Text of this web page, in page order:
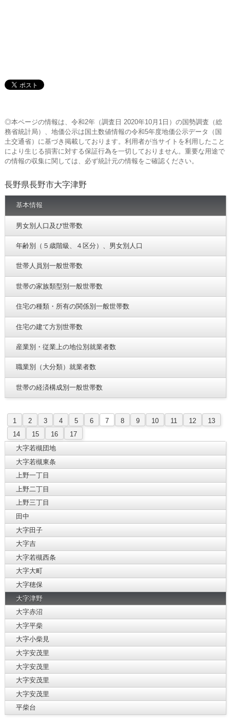
◎本ページの情報は、令和2年（調査日 2020年10月1日）の国勢調査（総
務省統計局）、地価公示は国土数値情報の令和5年度地価公示データ（国
土交通省）に基づき掲載しております。利用者が当サイトを利用したこと
により生じる損害に対する保証行為を一切しておりません。重要な用途で
の情報の収集に関しては、必ず統計元の情報をご確認ください。
長野県長野市大字津野
基本情報
男女別人口及び世帯数
年齢別（５歳階級、４区分）、男女別人口
世帯人員別一般世帯数
世帯の家族類型別一般世帯数
住宅の種類・所有の関係別一般世帯数
住宅の建て方別世帯数
産業別・従業上の地位別就業者数
職業別（大分類）就業者数
世帯の経済構成別一般世帯数
1 2 3 4 5 6 7 8 9 10 11 12
13
14
15 16
17
大字若槻団地
大字若槻東条
上野一丁目
上野二丁目
上野三丁目
田中
大字田子
大字吉
大字若槻西条
大字大町
大字穂保
大字津野
大字赤沼
大字平柴
大字小柴見
大字安茂里
大字安茂里
大字安茂里
大字安茂里
平柴台